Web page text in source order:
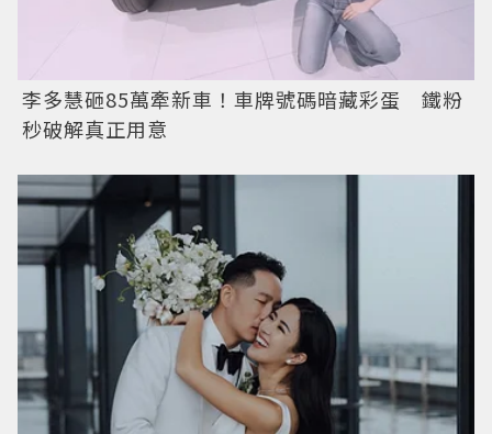
李多慧砸85萬牽新車！車牌號碼暗藏彩蛋 鐵粉
秒破解真正用意